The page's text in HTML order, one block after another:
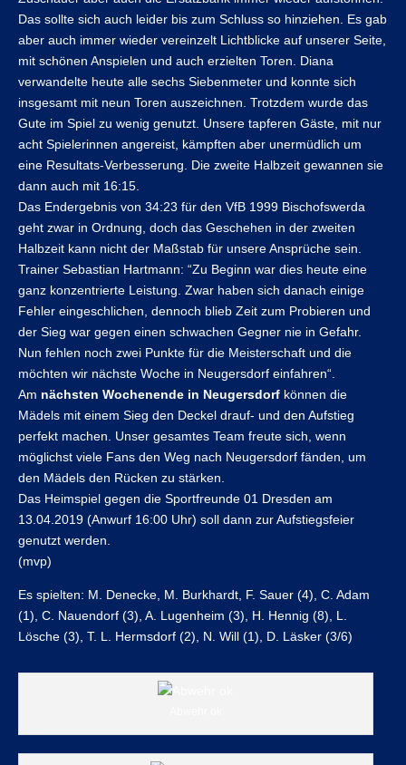
Das sollte sich auch leider bis zum Schluss so hinziehen. Es gab
aber auch immer wieder vereinzelt Lichtblicke auf unserer Seite,
mit schönen Anspielen und auch erzielten Toren. Diana
verwandelte heute alle sechs Siebenmeter und konnte sich
insgesamt mit neun Toren auszeichnen. Trotzdem wurde das
Gute im Spiel zu wenig genutzt. Unsere tapferen Gäste, mit nur
acht Spielerinnen angereist, kämpften aber unermüdlich um
eine Resultats-Verbesserung. Die zweite Halbzeit gewannen sie
dann auch mit 16:15.
Das Endergebnis von 34:23 für den VfB 1999 Bischofswerda
geht zwar in Ordnung, doch das Geschehen in der zweiten
Halbzeit kann nicht der Maßstab für unsere Ansprüche sein.
Trainer Sebastian Hartmann: “Zu Beginn war dies heute eine
ganz konzentrierte Leistung. Zwar haben sich danach einige
Fehler eingeschlichen, dennoch blieb Zeit zum Probieren und
der Sieg war gegen einen schwachen Gegner nie in Gefahr.
Nun fehlen noch zwei Punkte für die Meisterschaft und die
möchten wir nächste Woche in Neugersdorf einfahren“.
Am nächsten Wochenende in Neugersdorf können die
Mädels mit einem Sieg den Deckel drauf- und den Aufstieg
perfekt machen. Unser gesamtes Team freute sich, wenn
möglichst viele Fans den Weg nach Neugersdorf fänden, um
den Mädels den Rücken zu stärken.
Das Heimspiel gegen die Sportfreunde 01 Dresden am
13.04.2019 (Anwurf 16:00 Uhr) soll dann zur Aufstiegsfeier
genutzt werden.
(mvp)
Es spielten: M. Denecke, M. Burkhardt, F. Sauer (4), C. Adam
(1), C. Nauendorf (3), A. Lugenheim (3), H. Hennig (8), L.
Lösche (3), T. L. Hermsdorf (2), N. Will (1), D. Läsker (3/6)